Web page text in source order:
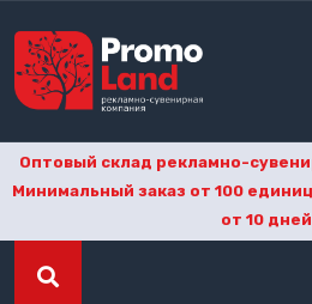
Оптовый склад рекламно-
Минимальный заказ от 100
от 10